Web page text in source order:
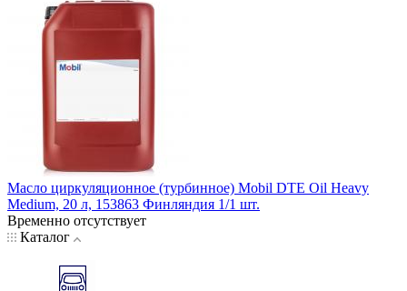
Масло циркуляционное (турбинное) Mobil DTE Oil Heavy
Medium, 20 л, 153863 Финляндия 1/1 шт.
Временно отсутствует
Каталог